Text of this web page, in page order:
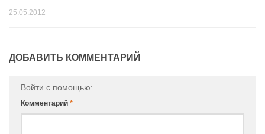
25.05.2012
ДОБАВИТЬ КОММЕНТАРИЙ
Войти с помощью:
Комментарий *